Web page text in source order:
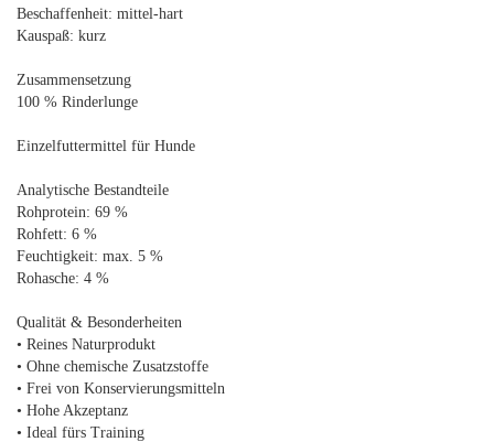
Beschaffenheit: mittel-hart
Kauspaß: kurz
Zusammensetzung
100 % Rinderlunge
Einzelfuttermittel für Hunde
Analytische Bestandteile
Rohprotein: 69 %
Rohfett: 6 %
Feuchtigkeit: max. 5 %
Rohasche: 4 %
Qualität & Besonderheiten
• Reines Naturprodukt
• Ohne chemische Zusatzstoffe
• Frei von Konservierungsmitteln
• Hohe Akzeptanz
• Ideal fürs Training